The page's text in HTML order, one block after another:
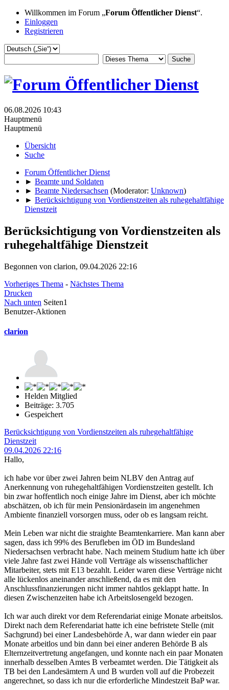
Willkommen im Forum „Forum Öffentlicher Dienst“.
Einloggen
Registrieren
06.08.2026 10:43
Hauptmenü
Hauptmenü
Übersicht
Suche
Forum Öffentlicher Dienst
► Beamte und Soldaten
► Beamte Niedersachsen (Moderator: Unknown)
► Berücksichtigung von Vordienstzeiten als ruhegehaltfähige
Dienstzeit
Berücksichtigung von Vordienstzeiten als
ruhegehaltfähige Dienstzeit
Begonnen von clarion, 09.04.2026 22:16
Vorheriges Thema - Nächstes Thema
Drucken
Nach unten Seiten1
Benutzer-Aktionen
clarion
Helden Mitglied
Beiträge: 3.705
Gespeichert
Berücksichtigung von Vordienstzeiten als ruhegehaltfähige
Dienstzeit
09.04.2026 22:16
Hallo,
ich habe vor über zwei Jahren beim NLBV den Antrag auf
Anerkennung von ruhegehaltfähigen Vordienstzeiten gestellt. Ich
bin zwar hoffentlich noch einige Jahre im Dienst, aber ich möchte
abschätzen, ob ich für mein Pensionärdasein im angenehmen
Ambiente finanziell vorsorgen muss, oder ob es langsam reicht.
Mein Leben war nicht die straighte Beamtenkarriere. Man kann aber
sagen, dass ich 99% des Berufleben im ÖD im Bundesland
Niedersachsen verbracht habe. Nach meinem Studium hatte ich über
viele Jahre fast zwei Hände voll Verträge als wissenschaftlicher
Mitarbeiter, stets mit E13 bezahlt. Leider waren diese Verträge nicht
alle lückenlos aneinander anschließend, da es mit den
Anschlussfinanzierungen nicht immer nahtlos geklappt hatte. In
diesen Zwischenzeiten habe ich Arbeitslosengeld bezogen.
Ich war auch direkt vor dem Referendariat einige Monate arbeitslos.
Direkt nach dem Referendariat hatte ich eine befristete Stelle (mit
Sachgrund) bei einer Landesbehörde A, war dann wieder ein paar
Monate arbeitlos und bin dann bei einer anderen Behörde B als
Elternzeitvertretung angefangen, und konnte nach ein paar Monaten
innerhalb desselben Amtes B verbeamtet werden. Die Tätigkeit als
TB bei den Landesämtern A und B wurden voll auf die Probezeit
angerechnet, so dass ich nur die erforderliche Mindestzeit BaP war.